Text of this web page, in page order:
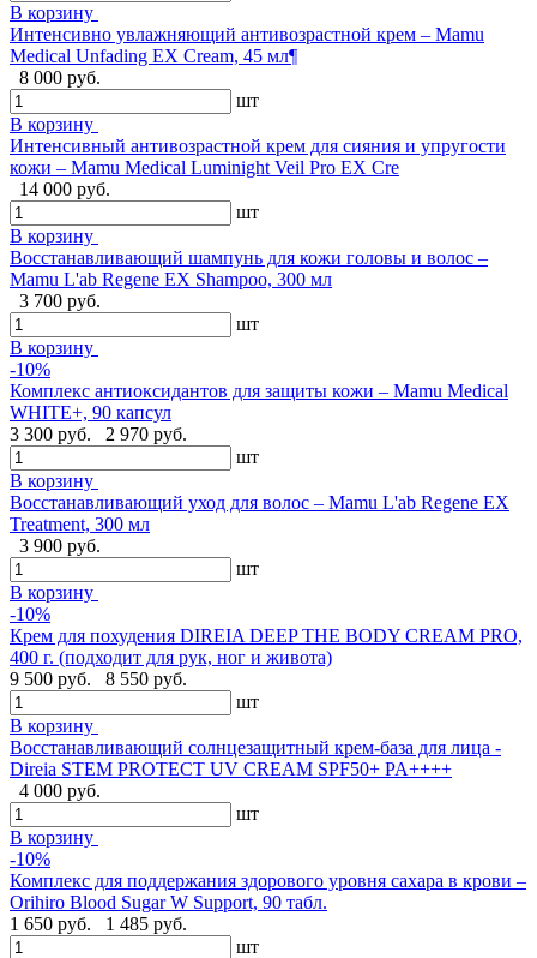
В корзину
Интенсивно увлажняющий антивозрастной крем – Mamu
Medical Unfading EX Cream, 45 мл¶
8 000 руб.
шт
В корзину
Интенсивный антивозрастной крем для сияния и упругости
кожи – Mamu Medical Luminight Veil Pro EX Cre
14 000 руб.
шт
В корзину
Восстанавливающий шампунь для кожи головы и волос –
Mamu L'ab Regene EX Shampoo, 300 мл
3 700 руб.
шт
В корзину
-10%
Комплекс антиоксидантов для защиты кожи – Mamu Medical
WHITE+, 90 капсул
3 300 руб.
2 970 руб.
шт
В корзину
Восстанавливающий уход для волос – Mamu L'ab Regene EX
Treatment, 300 мл
3 900 руб.
шт
В корзину
-10%
Крем для похудения DIREIA DEEP THE BODY CREAM PRO,
400 г. (подходит для рук, ног и живота)
9 500 руб.
8 550 руб.
шт
В корзину
Восстанавливающий солнцезащитный крем-база для лица -
Direia STEM PROTECT UV CREAM SPF50+ PA++++
4 000 руб.
шт
В корзину
-10%
Комплекс для поддержания здорового уровня сахара в крови –
Orihiro Blood Sugar W Support, 90 табл.
1 650 руб.
1 485 руб.
шт